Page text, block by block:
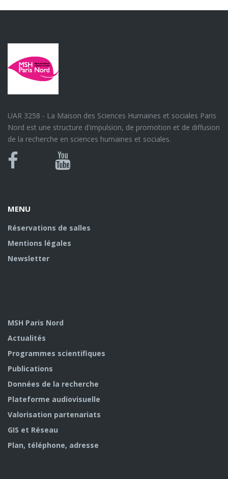
UAR 3258 - La Maison des Sciences Humaines et sociales Paris
Nord est une structure d'impulsion, de promotion et de diffusion
de la recherche en sciences humaines et sociales.
Bluesky
Canal
MENU
Réservations de salles
Mentions légales
Newsletter
MSH Paris Nord
Actualités
Programmes scientifiques
Publications
Données de la recherche
Plateforme audiovisuelle
Valorisation partenariats
GIS et Réseau
Plan, téléphone, adresse